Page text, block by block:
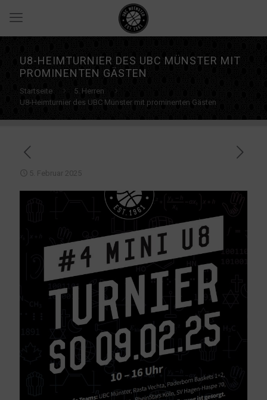
U8-HEIMTURNIER DES UBC MÜNSTER MIT
PROMINENTEN GÄSTEN
Startseite
5. Herren
U8-Heimturnier des UBC Münster mit prominenten Gästen
5. Februar 2025